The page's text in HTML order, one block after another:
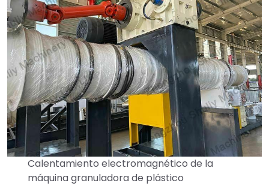
Calentamiento electromagnético de la
máquina granuladora de plástico